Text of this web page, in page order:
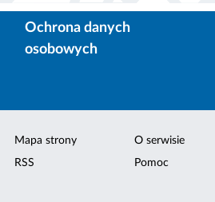
Ochrona danych
osobowych
Mapa strony
RSS
O serwisie
Pomoc